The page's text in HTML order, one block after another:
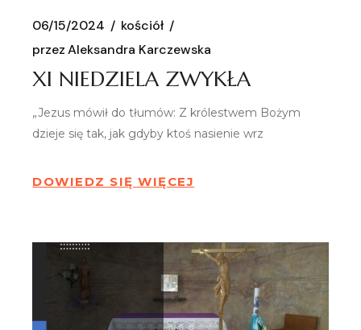
06/15/2024
kościół
przez Aleksandra Karczewska
XI NIEDZIELA ZWYKŁA
„Jezus mówił do tłumów: Z królestwem Bożym
dzieje się tak, jak gdyby ktoś nasienie wrz
DOWIEDZ SIĘ WIĘCEJ